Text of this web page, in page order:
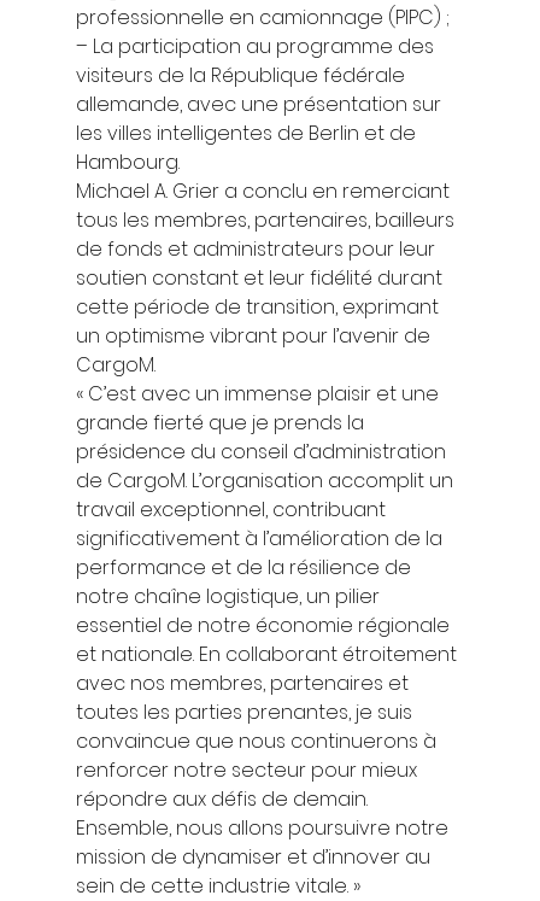
professionnelle en camionnage (PIPC) ;
– La participation au programme des
visiteurs de la République fédérale
allemande, avec une présentation sur
les villes intelligentes de Berlin et de
Hambourg.
Michael A. Grier a conclu en remerciant
tous les membres, partenaires, bailleurs
de fonds et administrateurs pour leur
soutien constant et leur fidélité durant
cette période de transition, exprimant
un optimisme vibrant pour l’avenir de
CargoM.
« C’est avec un immense plaisir et une
grande fierté que je prends la
présidence du conseil d’administration
de CargoM. L’organisation accomplit un
travail exceptionnel, contribuant
significativement à l’amélioration de la
performance et de la résilience de
notre chaîne logistique, un pilier
essentiel de notre économie régionale
et nationale. En collaborant étroitement
avec nos membres, partenaires et
toutes les parties prenantes, je suis
convaincue que nous continuerons à
renforcer notre secteur pour mieux
répondre aux défis de demain.
Ensemble, nous allons poursuivre notre
mission de dynamiser et d’innover au
sein de cette industrie vitale. »